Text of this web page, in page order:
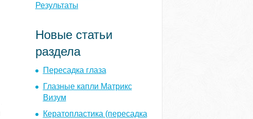
Результаты
Новые статьи
раздела
Пересадка глаза
Глазные капли Матрикс
Визум
Кератопластика (пересадка